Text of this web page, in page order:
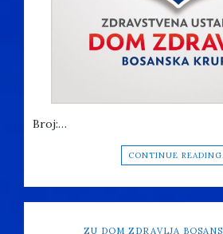
Broj:…
CONTINUE
ZU DOM ZDRAVLJA